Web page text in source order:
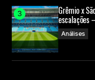
Grêmio x
escalações
Análises